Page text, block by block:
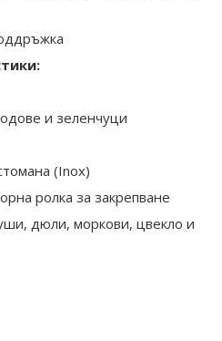
и зеленчуци
(Inox)
ролка за закрепване
дюли, моркови, цвекло и